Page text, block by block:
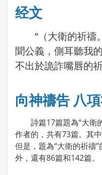
经文
“（大衛的祈禱
聞公義，側耳聽我
不出於詭詐嘴唇的
向神禱告 八
詩篇17篇題為“大衛
作者的，共有73篇。其
但是，題為“大衛的祈禱
外，還有86篇和142篇。